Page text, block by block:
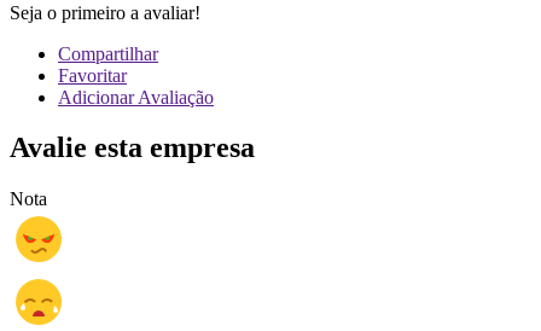
Seja o primeiro a avaliar!
Compartilhar
Favoritar
Adicionar Avaliação
Avalie esta empresa
Nota